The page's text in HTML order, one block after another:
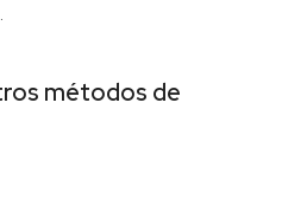
métodos de